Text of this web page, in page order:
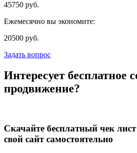
45750 руб.
Ежемесячно вы экономите:
20500 руб.
Задать вопрос
Интересует бесплатное
продвижение?
Скачайте бесплатный чек
свой сайт самостоятельно